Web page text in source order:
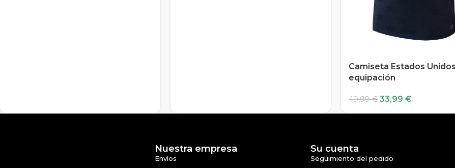
Camiseta Estados
equipación
49,99€ 33,99 €
Nuestra empresa
Envíos
Su cuenta
Seguimiento del pedido